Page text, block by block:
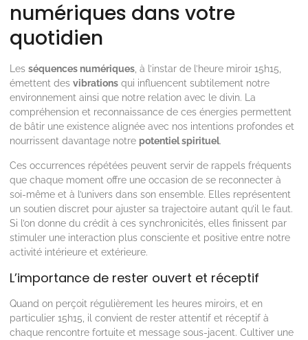
numériques dans votre
quotidien
Les séquences numériques , à l’instar de l’heure miroir 15h15,
émettent des vibrations qui influencent subtilement notre
environnement ainsi que notre relation avec le divin. La
compréhension et reconnaissance de ces énergies permettent
de bâtir une existence alignée avec nos intentions profondes et
nourrissent davantage notre potentiel spirituel.
Ces occurrences répétées peuvent servir de rappels fréquents
que chaque moment offre une occasion de se reconnecter à
soi-même et à l’univers dans son ensemble. Elles représentent
un soutien discret pour ajuster sa trajectoire autant qu’il le faut.
Si l’on donne du crédit à ces synchronicités, elles finissent par
stimuler une interaction plus consciente et positive entre notre
activité intérieure et extérieure.
L’importance de rester ouvert et réceptif
Quand on perçoit régulièrement les heures miroirs, et en
particulier 15h15, il convient de rester attentif et réceptif à
chaque rencontre fortuite et message sous-jacent. Cultiver une